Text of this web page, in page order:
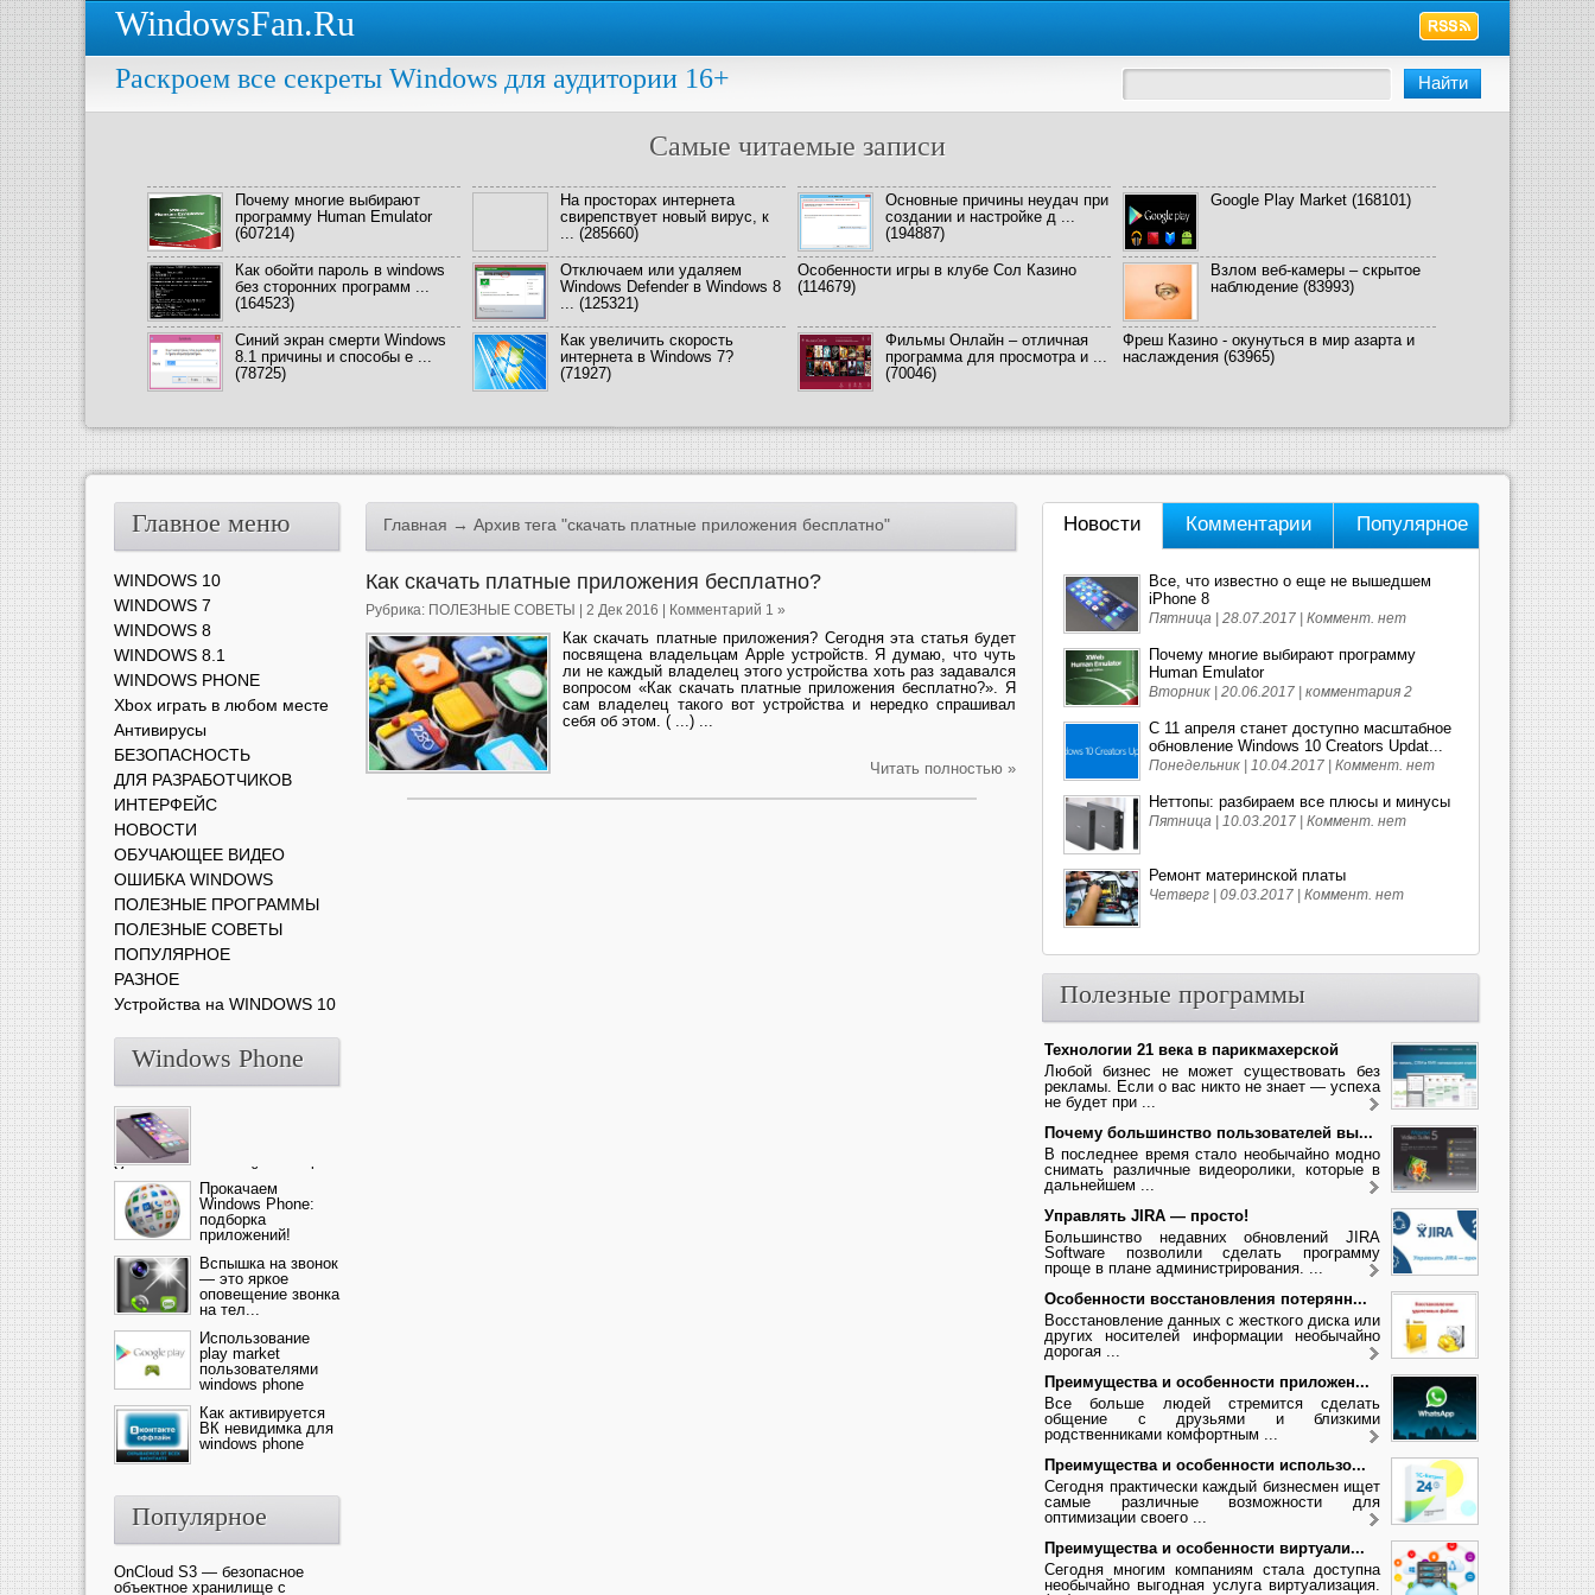
WindowsFan.Ru
Раскроем все секреты Windows для аудитории 16+
Самые читаемые записи
Почему многие выбирают
программу Human Emulator
(607214)
На просторах интернета
свирепствует новый вирус, к
... (285660)
Основные причины неудач при
создании и настройке д ...
(194887)
Google Play Market (168101)
Как обойти пароль в windows
без сторонних программ ...
(164523)
Отключаем или удаляем
Windows Defender в Windows 8
... (125321)
Особенности игры в клубе Сол Казино
(114679)
Взлом веб-камеры – скрытое
наблюдение (83993)
Синий экран смерти Windows
8.1 причины и способы е ...
(78725)
Как увеличить скорость
интернета в Windows 7?
(71927)
Фильмы Онлайн – отличная
программа для просмотра и ...
(70046)
Фреш Казино - окунуться в мир азарта и
наслаждения (63965)
Главная → Архив тега "скачать платные приложения бесплатно"
Как скачать платные приложения бесплатно?
Рубрика: ПОЛЕЗНЫЕ СОВЕТЫ | 2 Дек 2016 | Комментарий 1 »
Как скачать платные приложения? Сегодня эта статья будет
посвящена владельцам Apple устройств. Я думаю, что чуть
ли не каждый владелец этого устройства хоть раз задавался
вопросом «Как скачать платные приложения бесплатно?». Я
сам владелец такого вот устройства и нередко спрашивал
себя об этом. ( ...) ...
Читать полностью »
Главное меню
WINDOWS 10
WINDOWS 7
WINDOWS 8
WINDOWS 8.1
WINDOWS PHONE
Xbox играть в любом месте
Антивирусы
БЕЗОПАСНОСТЬ
ДЛЯ РАЗРАБОТЧИКОВ
ИНТЕРФЕЙС
НОВОСТИ
ОБУЧАЮЩЕЕ ВИДЕО
ОШИБКА WINDOWS
ПОЛЕЗНЫЕ ПРОГРАММЫ
ПОЛЕЗНЫЕ СОВЕТЫ
ПОПУЛЯРНОЕ
РАЗНОЕ
Устройства на WINDOWS 10
Windows Phone
Ультрасовременный смартфон
— это новика от компании Ap...
Прокачаем
Windows Phone:
подборка
приложений!
Вспышка на звонок
— это яркое
оповещение звонка
на тел...
Использование
play market
пользователями
windows phone
Как активируется
ВК невидимка для
windows phone
Популярное
OnCloud S3 — безопасное
объектное хранилище с
Новости Комментарии Популярное
Все, что известно о еще не вышедшем
iPhone 8
Пятница | 28.07.2017 | Коммент. нет
Почему многие выбирают программу
Human Emulator
Вторник | 20.06.2017 | комментария 2
С 11 апреля станет доступно масштабное
обновление Windows 10 Creators Updat...
Понедельник | 10.04.2017 | Коммент. нет
Неттопы: разбираем все плюсы и минусы
Пятница | 10.03.2017 | Коммент. нет
Ремонт материнской платы
Четверг | 09.03.2017 | Коммент. нет
Полезные программы
Технологии 21 века в парикмахерской
Любой бизнес не может существовать без
рекламы. Если о вас никто не знает — успеха
не будет при ...
Почему большинство пользователей вы...
В последнее время стало необычайно модно
снимать различные видеоролики, которые в
дальнейшем ...
Управлять JIRA — просто!
Большинство недавних обновлений JIRA
Software позволили сделать программу
проще в плане администрирования. ...
Особенности восстановления потерянн...
Восстановление данных с жесткого диска или
других носителей информации необычайно
дорогая ...
Преимущества и особенности приложен...
Все больше людей стремится сделать
общение с друзьями и близкими
родственниками комфортным ...
Преимущества и особенности использо...
Сегодня практически каждый бизнесмен ищет
самые различные возможности для
оптимизации своего ...
Преимущества и особенности виртуали...
Сегодня многим компаниям стала доступна
необычайно выгодная услуга виртуализация.